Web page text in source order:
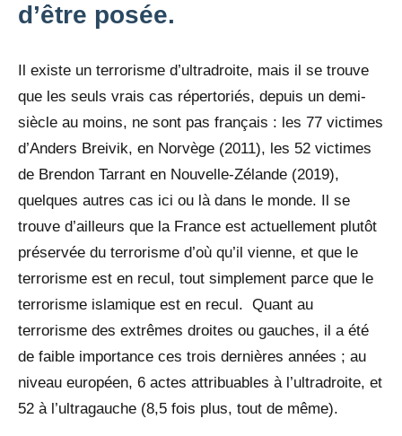
d’être posée.
Il existe un terrorisme d’ultradroite, mais il se trouve
que les seuls vrais cas répertoriés, depuis un demi-
siècle au moins, ne sont pas français : les 77 victimes
d’Anders Breivik, en Norvège (2011), les 52 victimes
de Brendon Tarrant en Nouvelle-Zélande (2019),
quelques autres cas ici ou là dans le monde. Il se
trouve d’ailleurs que la France est actuellement plutôt
préservée du terrorisme d’où qu’il vienne, et que le
terrorisme est en recul, tout simplement parce que le
terrorisme islamique est en recul. Quant au
terrorisme des extrêmes droites ou gauches, il a été
de faible importance ces trois dernières années ; au
niveau européen, 6 actes attribuables à l’ultradroite, et
52 à l’ultragauche (8,5 fois plus, tout de même).